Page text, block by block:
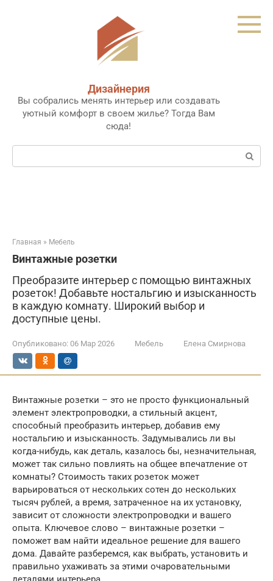
Дизайнерия
Вы собрались менять интерьер или создавать
уютный комфорт в своем жилье? Тогда Вам
сюда!
Поиск:
Главная » Мебель
Винтажные розетки
Преобразите интерьер с помощью винтажных
розеток! Добавьте ностальгию и изысканность
в каждую комнату. Широкий выбор и
доступные цены.
Опубликовано: 06 Мар 2026 Мебель Елена Смирнова
Винтажные розетки – это не просто функциональный
элемент электропроводки, а стильный акцент,
способный преобразить интерьер, добавив ему
ностальгию и изысканность. Задумывались ли вы
когда-нибудь, как деталь, казалось бы, незначительная,
может так сильно повлиять на общее впечатление от
комнаты? Стоимость таких розеток может
варьироваться от нескольких сотен до нескольких
тысяч рублей, а время, затраченное на их установку,
зависит от сложности электропроводки и вашего
опыта. Ключевое слово – винтажные розетки –
поможет вам найти идеальное решение для вашего
дома. Давайте разберемся, как выбрать, установить и
правильно ухаживать за этими очаровательными